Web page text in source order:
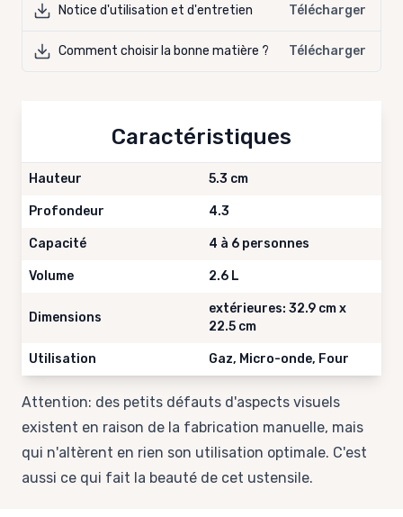
Notice d'utilisation et d'entretien Télécharger
Comment choisir la bonne matière ? Télécharger
Caractéristiques
Hauteur 5.3 cm
Profondeur 4.3
Capacité 4 à 6 personnes
Volume 2.6 L
Dimensions
extérieures: 32.9 cm x
22.5 cm
Utilisation Gaz, Micro-onde, Four
Attention: des petits défauts d'aspects visuels
existent en raison de la fabrication manuelle, mais
qui n'altèrent en rien son utilisation optimale. C'est
aussi ce qui fait la beauté de cet ustensile.